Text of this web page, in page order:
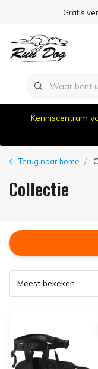
Gratis
Kenniscentrum
Terug naar home
Collectie